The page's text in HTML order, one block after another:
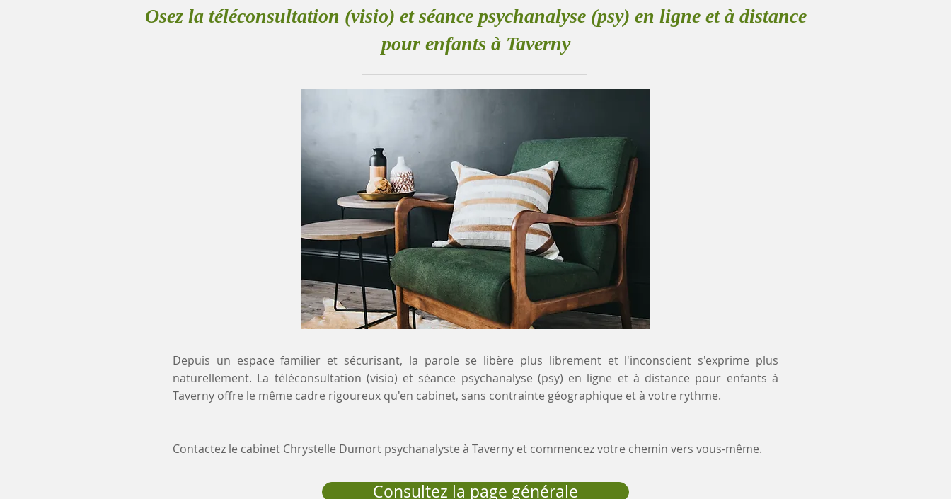
Osez la téléconsultation (visio) et séance psychanalyse (psy) en ligne et à distance
pour enfants à Taverny
Depuis un espace familier et sécurisant, la parole se libère plus librement et l'inconscient s'exprime plus
naturellement. La téléconsultation (visio) et séance psychanalyse (psy) en ligne et à distance pour enfants à
Taverny offre le même cadre rigoureux qu'en cabinet, sans contrainte géographique et à votre rythme.
Contactez le cabinet Chrystelle Dumort psychanalyste à Taverny et commencez votre chemin vers vous-même.
Consultez la page générale